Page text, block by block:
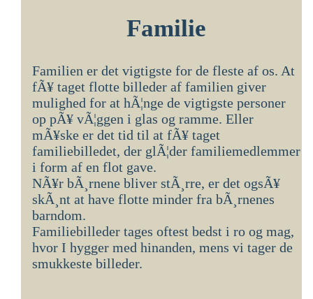
Familie
Familien er det vigtigste for de fleste af os. At
fÃ¥ taget flotte billeder af familien giver
mulighed for at hÃ¦nge de vigtigste personer
op pÃ¥ vÃ¦ggen i glas og ramme. Eller
mÃ¥ske er det tid til at fÃ¥ taget
familiebilledet, der glÃ¦der familiemedlemmer
i form af en flot gave.
NÃ¥r bÃ¸rnene bliver stÃ¸rre, er det ogsÃ¥
skÃ¸nt at have flotte minder fra bÃ¸rnenes
barndom.
Familiebilleder tages oftest bedst i ro og mag,
hvor I hygger med hinanden, mens vi tager de
smukkeste billeder.